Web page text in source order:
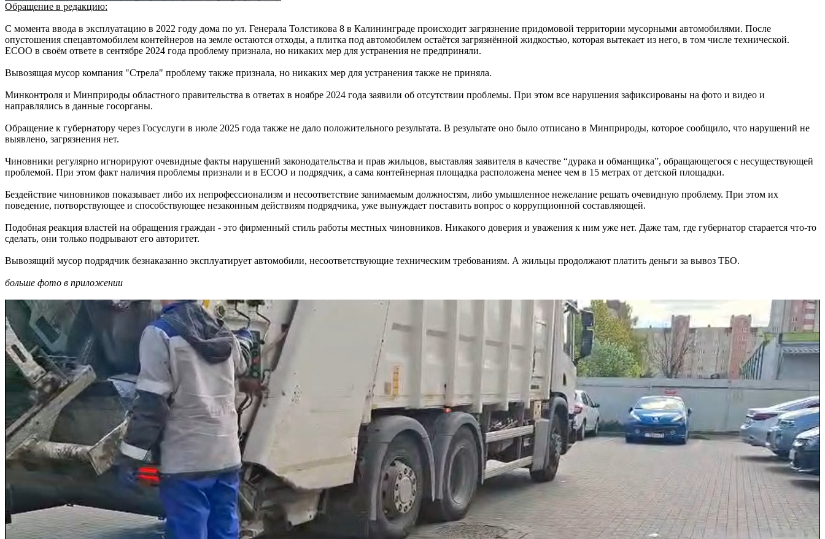
Обращение в редакцию:
С момента ввода в эксплуатацию в 2022 году дома по ул. Генерала Толстикова 8 в Калининграде происходит загрязнение придомовой территории мусорными автомобилями. После
опустошения спецавтомобилем контейнеров на земле остаются отходы, а плитка под автомобилем остаётся загрязнённой жидкостью, которая вытекает из него, в том числе технической.
ЕСОО в своём ответе в сентябре 2024 года проблему признала, но никаких мер для устранения не предприняли.
Вывозящая мусор компания "Стрела" проблему также признала, но никаких мер для устранения также не приняла.
Минконтроля и Минприроды областного правительства в ответах в ноябре 2024 года заявили об отсутствии проблемы. При этом все нарушения зафиксированы на фото и видео и
направлялись в данные госорганы.
Обращение к губернатору через Госуслуги в июле 2025 года также не дало положительного результата. В результате оно было отписано в Минприроды, которое сообщило, что нарушений не
выявлено, загрязнения нет.
Чиновники регулярно игнорируют очевидные факты нарушений законодательства и прав жильцов, выставляя заявителя в качестве “дурака и обманщика”, обращающегося с несуществующей
проблемой. При этом факт наличия проблемы признали и в ЕСОО и подрядчик, а сама контейнерная площадка расположена менее чем в 15 метрах от детской площадки.
Бездействие чиновников показывает либо их непрофессионализм и несоответствие занимаемым должностям, либо умышленное нежелание решать очевидную проблему. При этом их
поведение, потворствующее и способствующее незаконным действиям подрядчика, уже вынуждает поставить вопрос о коррупционной составляющей.
Подобная реакция властей на обращения граждан - это фирменный стиль работы местных чиновников. Никакого доверия и уважения к ним уже нет. Даже там, где губернатор старается что-то
сделать, они только подрывают его авторитет.
Вывозящий мусор подрядчик безнаказанно эксплуатирует автомобили, несоответствующие техническим требованиям. А жильцы продолжают платить деньги за вывоз ТБО.
больше фото в приложении